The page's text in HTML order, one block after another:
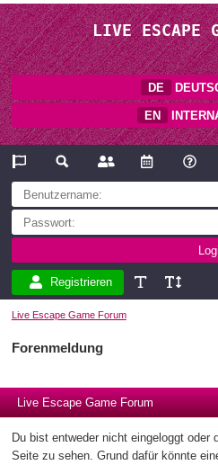
LIVE ESCAPE
DE
EN
Registrieren
Live Escape Game Forum
Forenmeldung
Live Escape Game Forum
Du bist entweder nicht eingeloggt oder
Seite zu sehen. Grund dafür könnte